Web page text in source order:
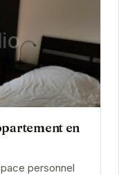
en
personnel